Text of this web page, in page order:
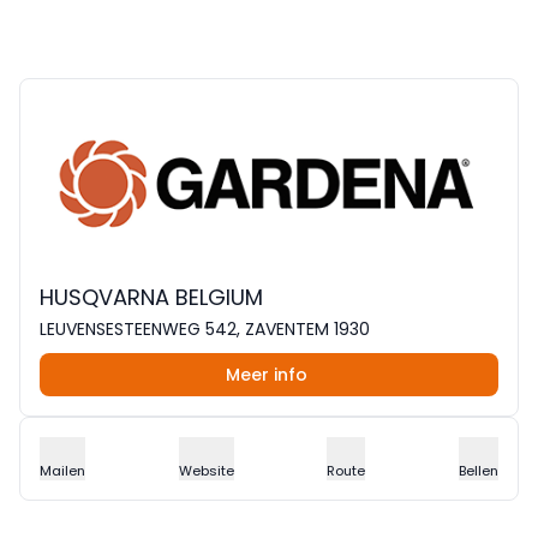
HUSQVARNA BELGIUM
LEUVENSESTEENWEG 542, ZAVENTEM 1930
Meer info
Mailen Website Route Bellen